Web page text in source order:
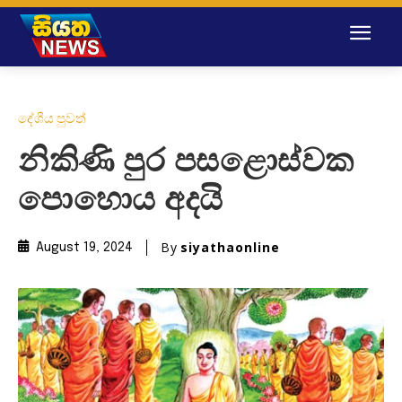
දේශීය පුවත්
නිකිණි පුර පසළොස්වක
පොහොය අදයි
August 19, 2024 By siyathaonline